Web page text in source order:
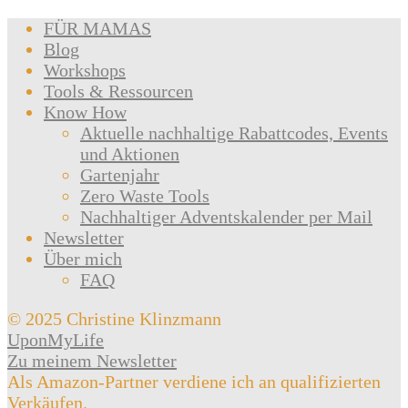
FÜR MAMAS
Blog
Workshops
Tools & Ressourcen
Know How
Aktuelle nachhaltige Rabattcodes, Events
und Aktionen
Gartenjahr
Zero Waste Tools
Nachhaltiger Adventskalender per Mail
Newsletter
Über mich
FAQ
© 2025 Christine Klinzmann
UponMyLife
Zu meinem Newsletter
Als Amazon-Partner verdiene ich an qualifizierten
Verkäufen.